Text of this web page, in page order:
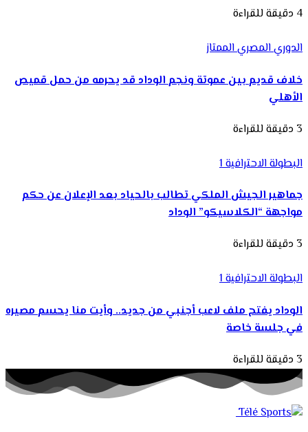
4 دقيقة للقراءة
الدوري المصري الممتاز
خلاف قديم بين عموتة ونجم الوداد قد يحرمه من حمل قميص
الأهلي
3 دقيقة للقراءة
البطولة الاحترافية 1
جماهير الجيش الملكي تطالب بالحياد بعد الإعلان عن حكم
مواجهة “الكلاسيكو” الوداد
3 دقيقة للقراءة
البطولة الاحترافية 1
الوداد يفتح ملف لاعب أجنبي من جديد.. وأيت منا يحسم مصيره
في جلسة خاصة
3 دقيقة للقراءة